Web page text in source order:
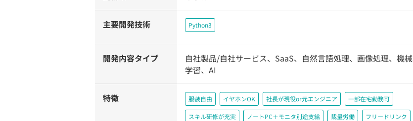
主要開発技術 Python3
開発内容タイプ
自社製品/自社サービス、SaaS、自然言語処理、画像処理、機械
学習、AI
特徴 服装自由 イヤホンOK 社長が現役or元エンジニア 一部在宅勤務可
スキル研修が充実 ノートPC＋モニタ別途支給 裁量労働 フリードリンク